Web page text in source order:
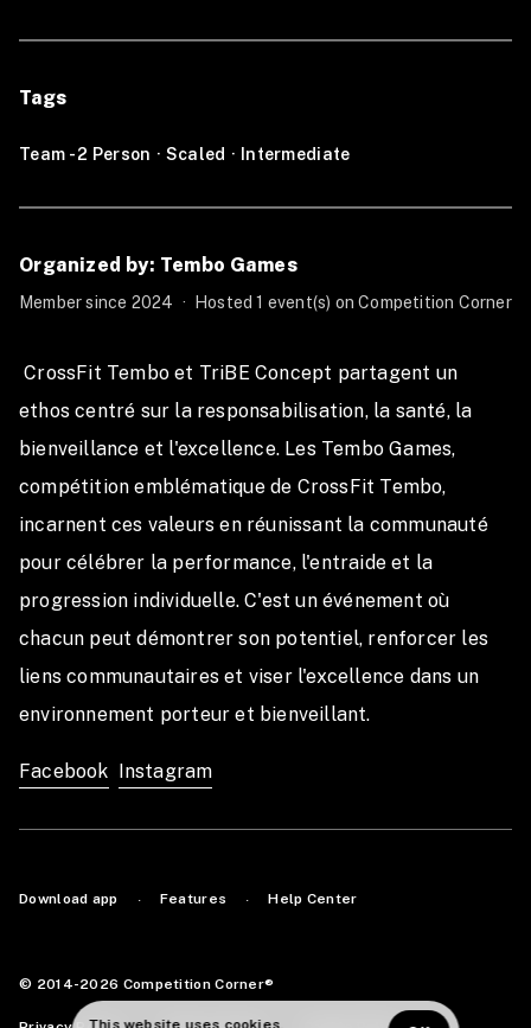
Tags
Team - 2 Person · Scaled · Intermediate
Organized by: Tembo Games
Member since 2024 · Hosted 1 event(s) on Competition Corner
CrossFit Tembo et TriBE Concept partagent un
ethos centré sur la responsabilisation, la santé, la
bienveillance et l'excellence. Les Tembo Games,
compétition emblématique de CrossFit Tembo,
incarnent ces valeurs en réunissant la communauté
pour célébrer la performance, l'entraide et la
progression individuelle. C'est un événement où
chacun peut démontrer son potentiel, renforcer les
liens communautaires et viser l'excellence dans un
environnement porteur et bienveillant.
Facebook Instagram
Download app · Features · Help Center
© 2014-2026 Competition Corner®
This website uses cookies.